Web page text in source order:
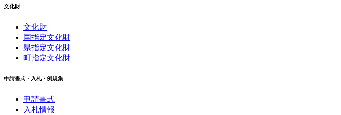
文化財
文化財
国指定文化財
県指定文化財
町指定文化財
申請書式・入札・例規集
申請書式
入札情報